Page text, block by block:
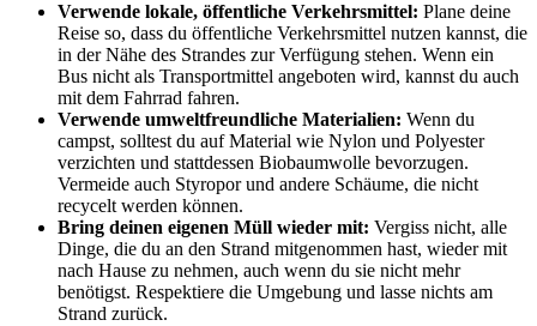
Verwende lokale, öffentliche Verkehrsmittel: Plane deine
Reise so, dass du öffentliche Verkehrsmittel nutzen kannst, die
in der Nähe des Strandes zur Verfügung stehen. Wenn ein
Bus nicht als Transportmittel angeboten wird, kannst du auch
mit dem Fahrrad fahren.
Verwende umweltfreundliche Materialien: Wenn du
campst, solltest du auf Material wie Nylon und Polyester
verzichten und stattdessen Biobaumwolle bevorzugen.
Vermeide auch Styropor und andere Schäume, die nicht
recycelt werden können.
Bring deinen eigenen Müll wieder mit: Vergiss nicht, alle
Dinge, die du an den Strand mitgenommen hast, wieder mit
nach Hause zu nehmen, auch wenn du sie nicht mehr
benötigst. Respektiere die Umgebung und lasse nichts am
Strand zurück.